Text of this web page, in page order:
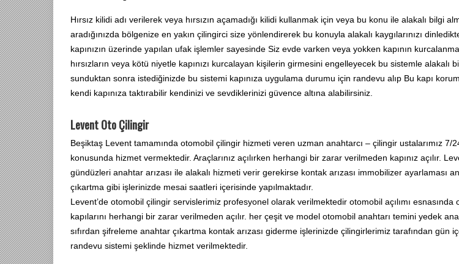
Hırsız kilidi adı verilerek veya hırsızın açamadığı kilidi kullanmak için veya bu konu ile alakalı bilgi
aradığınızda bölgenize en yakın çilingirci size yönlendirerek bu konuyla alakalı kaygılarınızı
kapınızın üzerinde yapılan ufak işlemler sayesinde Siz evde varken veya yokken kapının
hırsızların veya kötü niyetle kapınızı kurcalayan kişilerin girmesini engelleyecek bu sistemle alakalı
sunduktan sonra istediğinizde bu sistemi kapınıza uygulama durumu için randevu alıp Bu kapı
kendi kapınıza taktırabilir kendinizi ve sevdiklerinizi güvence altına alabilirsiniz.
Levent Oto Çilingir
Beşiktaş Levent tamamında otomobil çilingir hizmeti veren uzman anahtarcı – çilingir ustalarımız 7/
konusunda hizmet vermektedir. Araçlarınız açılırken herhangi bir zarar verilmeden kapınız açılır.
gündüzleri anahtar arızası ile alakalı hizmeti verir gerekirse kontak arızası immobilizer ayarlaması
çıkartma gibi işlerinizde mesai saatleri içerisinde yapılmaktadır.
Levent’de otomobil çilingir servislerimiz profesyonel olarak verilmektedir otomobil açılımı esnasında
kapılarını herhangi bir zarar verilmeden açılır. her çeşit ve model otomobil anahtarı temini yedek
sıfırdan şifreleme anahtar çıkartma kontak arızası giderme işlerinizde çilingirlerimiz tarafından gün
randevu sistemi şeklinde hizmet verilmektedir.